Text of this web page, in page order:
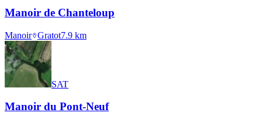
Manoir de Chanteloup
Manoir Gratot7.9 km
SAT
Manoir du Pont-Neuf